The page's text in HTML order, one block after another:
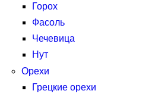
Горох
Фасоль
Чечевица
Нут
Орехи
Грецкие орехи